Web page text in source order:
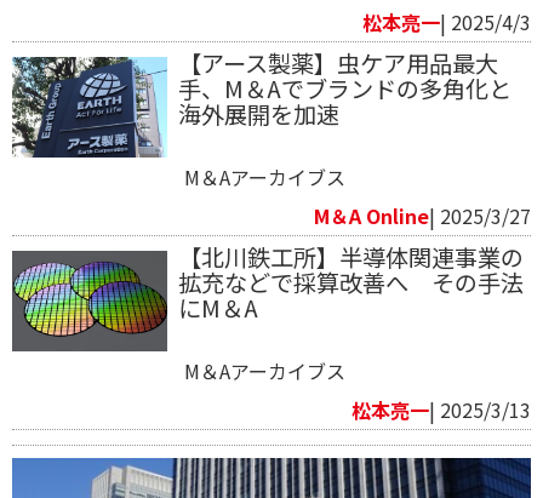
松本亮一| 2025/4/3
【アース製薬】虫ケア用品最大
手、M＆Aでブランドの多角化と
海外展開を加速
M＆Aアーカイブス
M＆A Online| 2025/3/27
【北川鉄工所】半導体関連事業の
拡充などで採算改善へ その手法
にM＆A
M＆Aアーカイブス
松本亮一| 2025/3/13